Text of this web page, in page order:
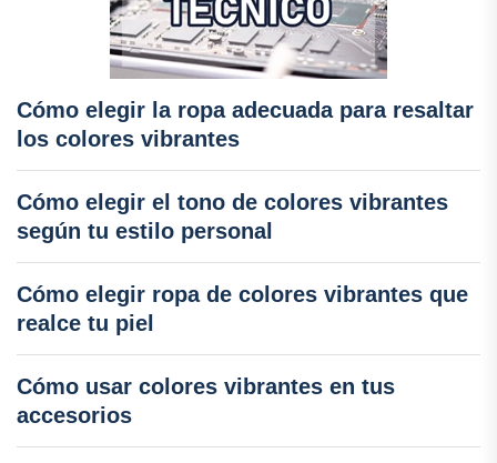
Cómo elegir la ropa adecuada para resaltar
los colores vibrantes
Cómo elegir el tono de colores vibrantes
según tu estilo personal
Cómo elegir ropa de colores vibrantes que
realce tu piel
Cómo usar colores vibrantes en tus
accesorios